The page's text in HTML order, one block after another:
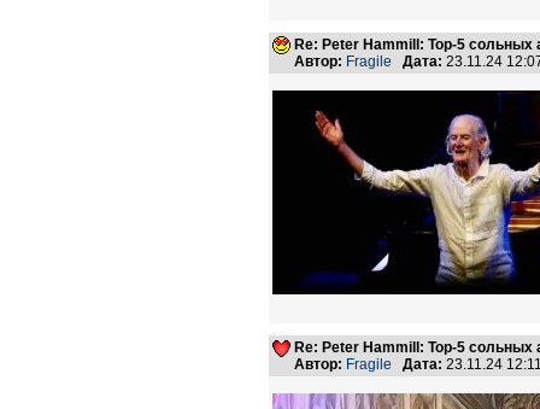
Re: Peter Hammill: Top-5 сольных
Автор: Fragile Дата: 23.11.24
Re: Peter Hammill: Top-5 сольных
Автор: Fragile Дата: 23.11.24